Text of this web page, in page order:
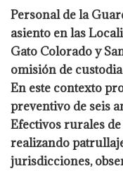
Personal de la
asiento en las
Gato Colorado y
omisión de
En este contexto
preventivo de seis
Efectivos rurales
realizando
jurisdicciones,